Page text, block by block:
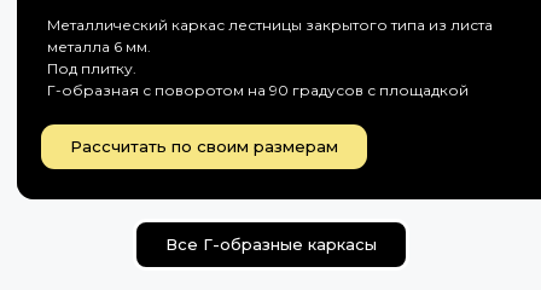
Металлический каркас лестницы закрытого типа из листа
металла 6 мм.
Под плитку.
Г-образная с поворотом на 90 градусов с площадкой
Рассчитать по своим размерам
Все Г-образные каркасы